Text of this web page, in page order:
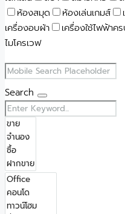
ห้องสมุด
ห้องเล่นเกมส์
เครื่องอบผ้า
เครื่องใช้ไฟฟ้าค
ไมโครเวฟ
Search